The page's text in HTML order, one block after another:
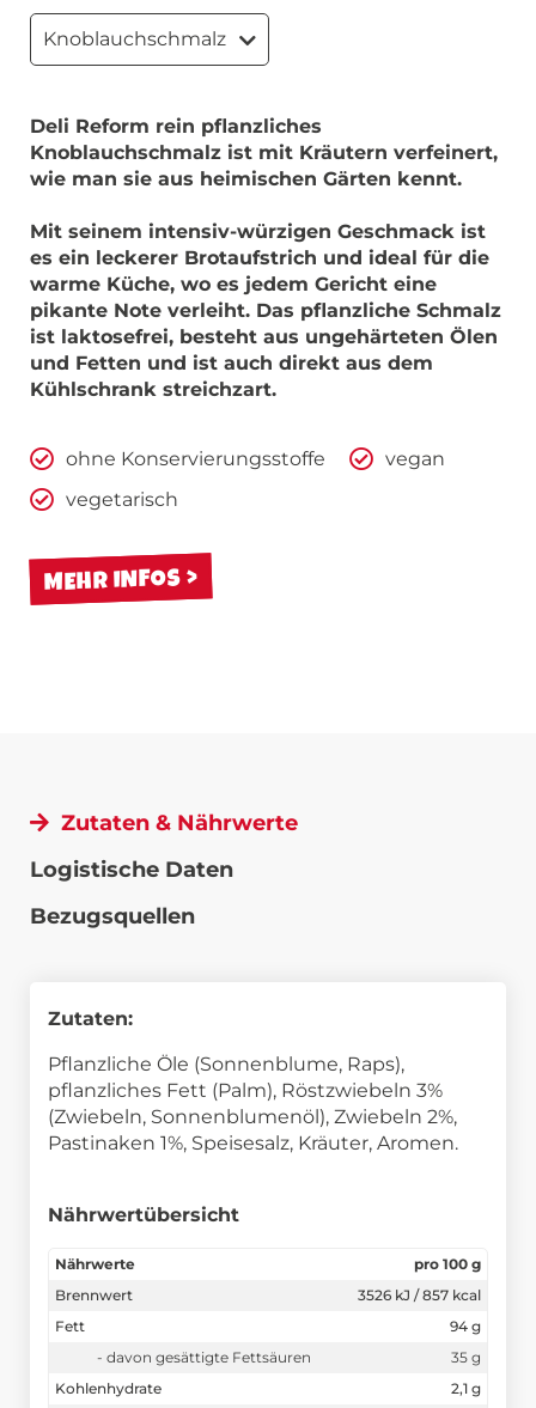
Knoblauchschmalz
Deli Reform rein pflanzliches
Knoblauchschmalz ist mit Kräutern verfeinert,
wie man sie aus heimischen Gärten kennt.
Mit seinem intensiv-würzigen Geschmack ist
es ein leckerer Brotaufstrich und ideal für die
warme Küche, wo es jedem Gericht eine
pikante Note verleiht. Das pflanzliche Schmalz
ist laktosefrei, besteht aus ungehärteten Ölen
und Fetten und ist auch direkt aus dem
Kühlschrank streichzart.
ohne Konservierungsstoffe
vegan
vegetarisch
MEHR INFOS
Zutaten & Nährwerte
Logistische Daten
Bezugsquellen
Zutaten:
Pflanzliche Öle (Sonnenblume, Raps),
pflanzliches Fett (Palm), Röstzwiebeln 3%
(Zwiebeln, Sonnenblumenöl), Zwiebeln 2%,
Pastinaken 1%, Speisesalz, Kräuter, Aromen.
Nährwertübersicht
Nährwerte
pro 100 g
Brennwert
3526 kJ / 857 kcal
Fett
94 g
- davon gesättigte Fettsäuren
35 g
Kohlenhydrate
2,1 g